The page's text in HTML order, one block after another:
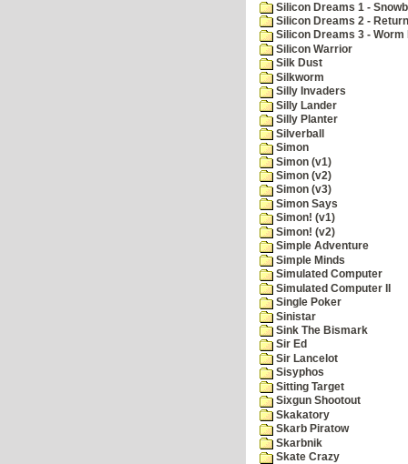
Silicon Dreams 1 -
Silicon Dreams 2 -
Silicon Dreams 3 - Worm
Silicon Warrior
Silk Dust
Silkworm
Silly Invaders
Silly Lander
Silly Planter
Silverball
Simon
Simon (v1)
Simon (v2)
Simon (v3)
Simon Says
Simon! (v1)
Simon! (v2)
Simple Adventure
Simple Minds
Simulated Computer
Simulated Computer II
Single Poker
Sinistar
Sink The Bismark
Sir Ed
Sir Lancelot
Sisyphos
Sitting Target
Sixgun Shootout
Skakatory
Skarb Piratow
Skarbnik
Skate Crazy